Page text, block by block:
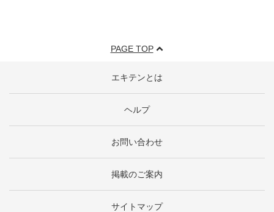
PAGE TOP
エキテンとは
ヘルプ
お問い合わせ
掲載のご案内
サイトマップ